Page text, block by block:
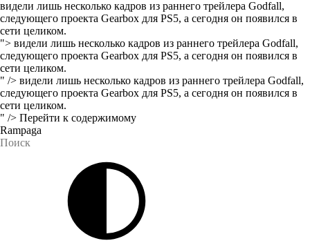
видели лишь несколько кадров из раннего трейлера Godfall,
следующего проекта Gearbox для PS5, а сегодня он появился в
сети целиком.
"> видели лишь несколько кадров из раннего трейлера Godfall,
следующего проекта Gearbox для PS5, а сегодня он появился в
сети целиком.
" /> видели лишь несколько кадров из раннего трейлера Godfall,
следующего проекта Gearbox для PS5, а сегодня он появился в
сети целиком.
" /> Перейти к содержимому
Rampaga